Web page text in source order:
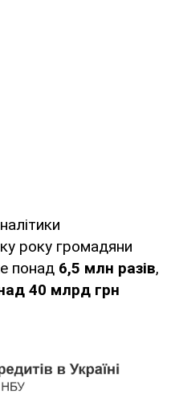
року громадяни
понад 6,5 млн разів,
40 млрд грн